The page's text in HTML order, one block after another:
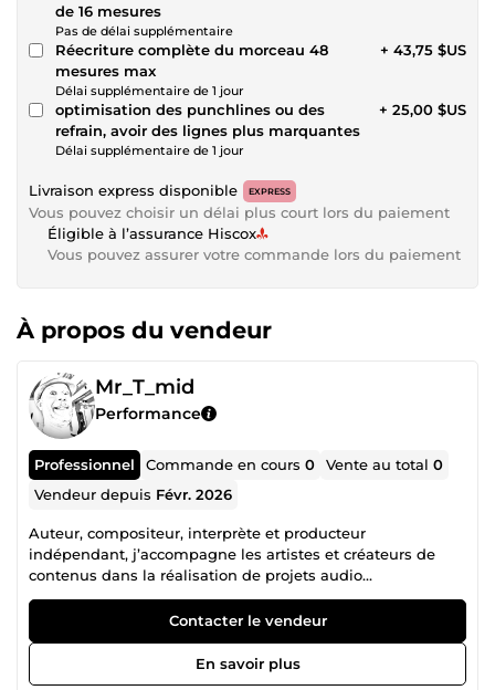
de 16 mesures
Pas de délai supplémentaire
Réecriture complète du morceau 48
mesures max
Délai supplémentaire de 1 jour
+ 43,75 $US
optimisation des punchlines ou des
refrain, avoir des lignes plus marquantes
Délai supplémentaire de 1 jour
+ 25,00 $US
Livraison express disponible EXPRESS
Vous pouvez choisir un délai plus court lors du paiement
Éligible à l’assurance Hiscox
Vous pouvez assurer votre commande lors du paiement
À propos du vendeur
Mr_T_mid
Performance
Professionnel Commande en cours0 Vente au total0
Vendeur depuis Févr. 2026
Auteur, compositeur, interprète et producteur
indépendant, j’accompagne les artistes et créateurs de
contenus dans la réalisation de projets audio
professionnels. Spécialisé dans l’adaptation de textes à
l’instrumentale, le nettoyage et l’optimisation audio ainsi
que la création d’instrumentales sur mesure, je vous aide
à obtenir un rendu fluide, clair et prêt à la diffusion. Travail
rigoureux, communication efficace et respect des délais.
Contacter le vendeur
En savoir plus